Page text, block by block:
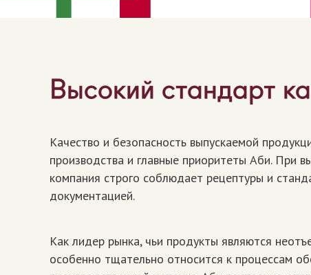
Высокий стандарт
Качество и безопасность выпускаемой
производства и главные приоритеты Аби. При
компания строго соблюдает рецептуры и
документацией.
Как лидер рынка, чьи продукты являются
особенно тщательно относится к процессам